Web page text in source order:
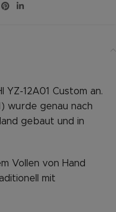
12A01 Custom an.
wurde genau nach
gebaut und in
Vollen von Hand
mit